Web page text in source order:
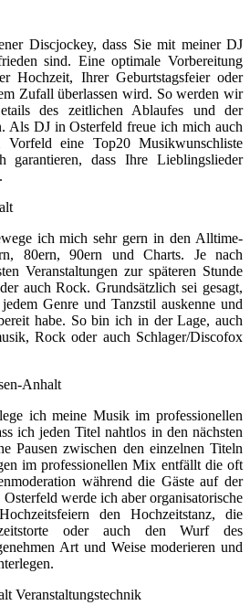
Discjockey, dass Sie mit meiner DJ
sind. Eine optimale Vorbereitung
Hochzeit, Ihrer Geburtstagsfeier oder
Zufall überlassen wird. So werden wir
des zeitlichen Ablaufes und der
Als DJ in Osterfeld freue ich mich auch
eine Top20 Musikwunschliste
garantieren, dass Ihre Lieblingslieder
ich mich sehr gern in den Alltime-
80ern, 90ern und Charts. Je nach
Veranstaltungen zur späteren Stunde
auch Rock. Grundsätzlich sei gesagt,
Genre und Tanzstil auskenne und
habe. So bin ich in der Lage, auch
Rock oder auch Schlager/Discofox
ich meine Musik im professionellen
ich jeden Titel nahtlos in den nächsten
Pausen zwischen den einzelnen Titeln
im professionellen Mix entfällt die oft
während die Gäste auf der
werde ich aber organisatorische
den Hochzeitstanz, die
oder auch den Wurf des
Art und Weise moderieren und